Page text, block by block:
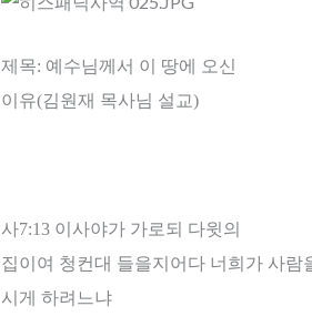
제목: 예수님께서 이 땅에 오신
이유(김원재 목사님 설교)
사7:13 이사야가 가로되 다윗의
집이여 청컨대 들을지어다 너희가 사
시게 하려느냐